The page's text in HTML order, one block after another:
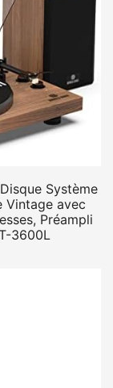
Système
Vintage avec
Préampli
3600L